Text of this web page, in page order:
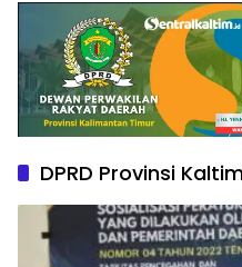
DPRD Provinsi